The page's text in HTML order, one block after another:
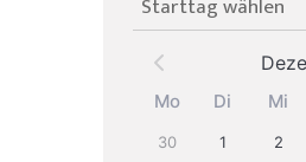
Starttag wählen
Mo Di Mi
30 1 2